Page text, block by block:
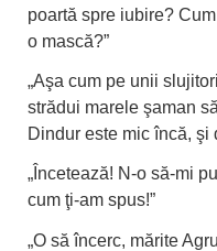
poartă spre iubire?
o mască?”
„Aşa cum pe unii
strădui marele şaman
Dindur este mic încă,
„Încetează! N-o să-mi
cum ţi-am spus!”
„O să încerc, mărite